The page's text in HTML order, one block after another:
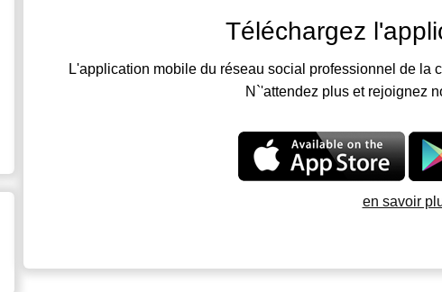
Téléchargez
L'application mobile du réseau social professionnel de la
N`'attendez plus et rejoignez
en savoir